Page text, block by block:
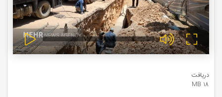
دریافت
18 MB